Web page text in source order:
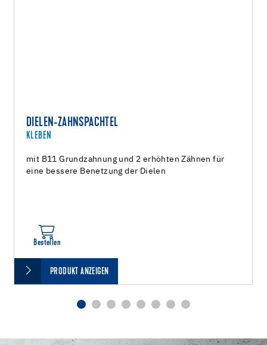
DIELEN-ZAHNSPACHTEL
KLEBEN
mit B11 Grundzahnung und 2 erhöhten Zähnen für
eine bessere Benetzung der Dielen
Bestellen
PRODUKT ANZEIGEN